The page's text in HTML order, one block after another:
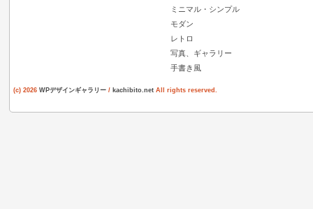
ミニマル・シンプル
モダン
レトロ
写真、ギャラリー
手書き風
(c) 2026 WPデザインギャラリー / kachibito.net All rights reserved.